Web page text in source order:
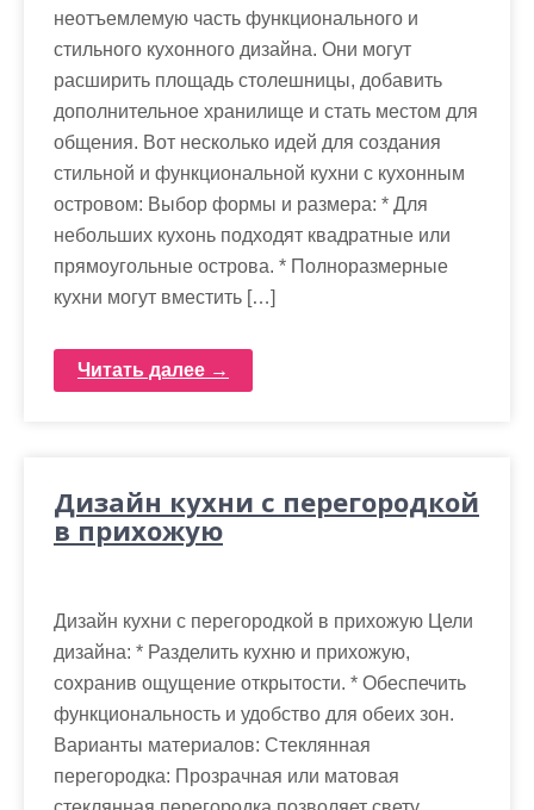
неотъемлемую часть функционального и
стильного кухонного дизайна. Они могут
расширить площадь столешницы, добавить
дополнительное хранилище и стать местом для
общения. Вот несколько идей для создания
стильной и функциональной кухни с кухонным
островом: Выбор формы и размера: * Для
небольших кухонь подходят квадратные или
прямоугольные острова. * Полноразмерные
кухни могут вместить […]
Читать далее →
Дизайн кухни с перегородкой
в прихожую
Дизайн кухни с перегородкой в прихожую Цели
дизайна: * Разделить кухню и прихожую,
сохранив ощущение открытости. * Обеспечить
функциональность и удобство для обеих зон.
Варианты материалов: Стеклянная
перегородка: Прозрачная или матовая